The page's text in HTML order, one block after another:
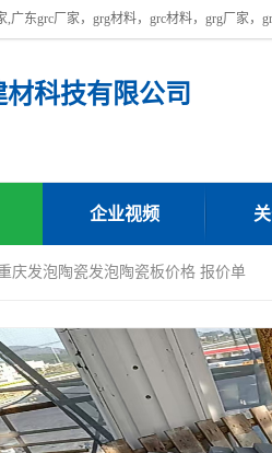
科技有限公司
企业视频
庆发泡陶瓷发泡陶瓷板价格 报价单